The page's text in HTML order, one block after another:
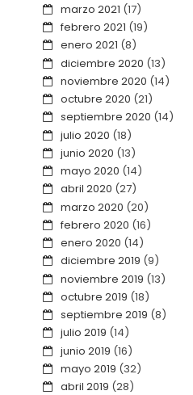
marzo 2021 (17)
febrero 2021 (19)
enero 2021 (8)
diciembre 2020 (13)
noviembre 2020 (14)
octubre 2020 (21)
septiembre 2020 (14)
julio 2020 (18)
junio 2020 (13)
mayo 2020 (14)
abril 2020 (27)
marzo 2020 (20)
febrero 2020 (16)
enero 2020 (14)
diciembre 2019 (9)
noviembre 2019 (13)
octubre 2019 (18)
septiembre 2019 (8)
julio 2019 (14)
junio 2019 (16)
mayo 2019 (32)
abril 2019 (28)